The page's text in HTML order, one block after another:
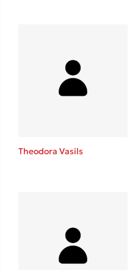
Δημοφιλείς Συγγραφείς
Φυστίκι ΠουΚυλάει
Theodora Vasils